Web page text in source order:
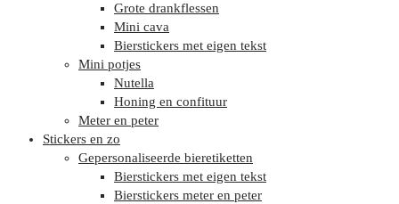
Grote drankflessen
Mini cava
Bierstickers met eigen tekst
Mini potjes
Nutella
Honing en confituur
Meter en peter
Stickers en zo
Gepersonaliseerde bieretiketten
Bierstickers met eigen tekst
Bierstickers meter en peter